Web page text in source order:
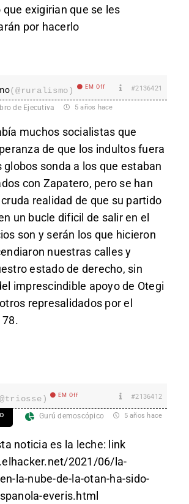
exigirian que se les
por hacerlo
(@ruralismo) EM Off #2136421
de Ejecutiva 5 años hace
muchos socialistas que
de que los indultos fuera
globos sonda a los que estaban
con Zapatero, pero se han
realidad de que su partido
un bucle dificil de salir en el
son y serán los que hicieron
nuestras calles y
estado de derecho, sin
imprescindible apoyo de Otegi
represalidados por el
EM Off #2136412
Gurú demoscópico 5 años hace
noticia es la leche: link
2021/06/la-
la-nube-de-la-otan-ha-sido-
everis.html